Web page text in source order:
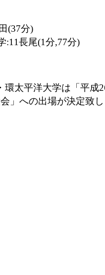
(37分)
:11長尾(1分,77分)
太平洋大学は「平成
」への出場が決定致